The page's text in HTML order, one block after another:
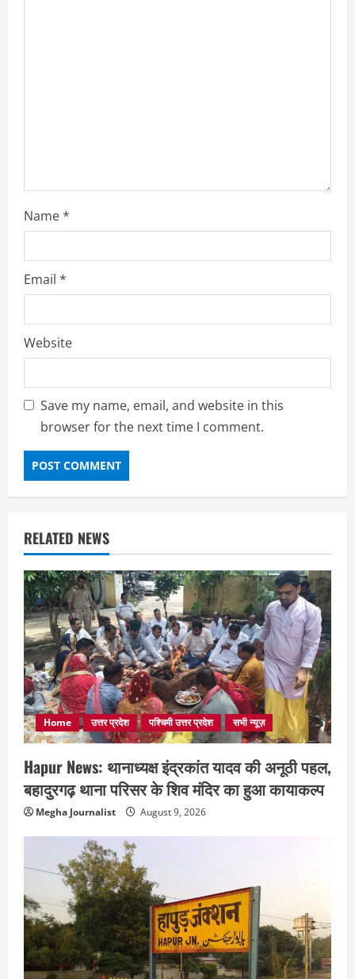
Name*
Email *
Website
Save my name, email, and website in this
browser for the next time I comment.
RELATED NEWS
Home उत्तर प्रदेश पश्चिमी उत्तर प्रदेश सभी न्यूज़
Hapur News: थानाध्यक्ष इंद्रकांत यादव की अनूठी पहल,
बहादुरगढ़ थाना परिसर के शिव मंदिर का हुआ कायाकल्प
Megha Journalist August 9, 2026